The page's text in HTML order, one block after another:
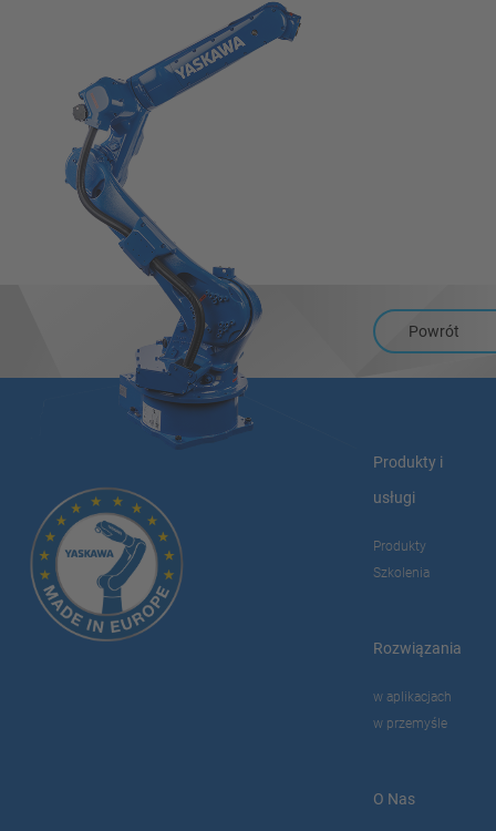
Powrót
Produkty i
usługi
Produkty
Szkolenia
Rozwiązania
w aplikacjach
w przemyśle
O Nas